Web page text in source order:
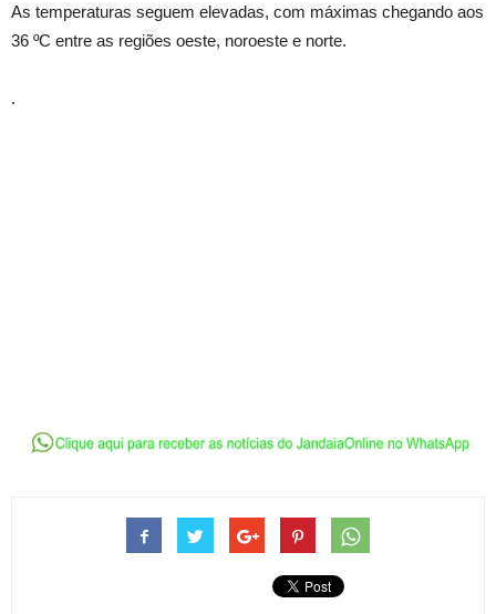
As temperaturas seguem elevadas, com máximas chegando aos
36 ºC entre as regiões oeste, noroeste e norte.
.